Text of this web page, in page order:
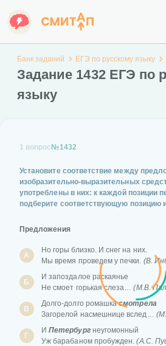
Банк заданий ЕГЭ по русскому языку
Задание 1432 ЕГЭ по
языку
1 вопрос №1432
Установите соответствие между
изобразительно-выразительных
употреблены в них: к каждой позиции
подберите соответствующую позицию
Предложения
А
Но горы близко. И снег на них.
Мы время проведем у печки. (В.
Б
И запоздалое раскаянье
Не смоет горькая слеза…(М.В.
В
Долго-долго ромашкасмотрела
Загорелой насмешнице вслед…
Г
ИПетербургнеугомонный
Уж барабаном пробужден.(А.С.